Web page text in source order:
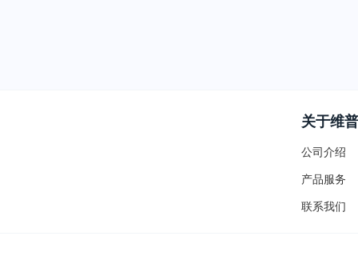
关于维普
公司介绍
产品服务
联系我们